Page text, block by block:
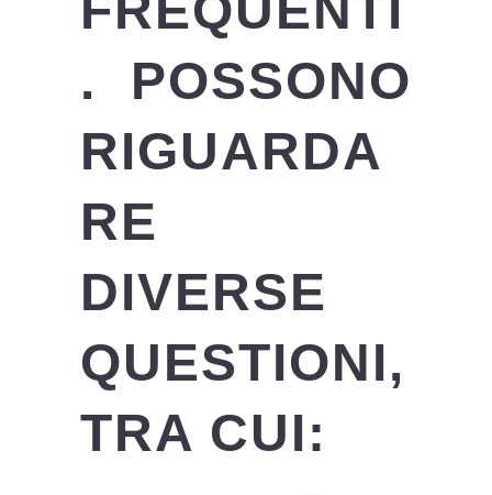
. POSSONO
RIGUARDA
RE
DIVERSE
QUESTIONI,
TRA CUI: